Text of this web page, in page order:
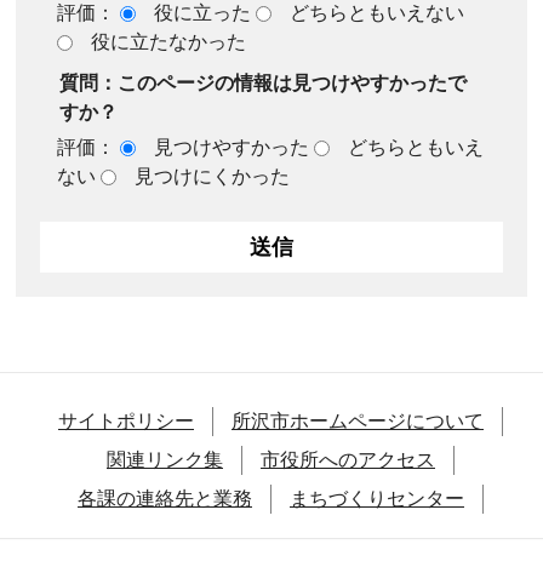
評価：
役に立った
どちらともいえない
役に立たなかった
質問：このページの情報は見つけやすかったで
すか？
評価：
見つけやすかった
どちらともいえ
ない
見つけにくかった
サイトポリシー
所沢市ホームページについて
関連リンク集
市役所へのアクセス
各課の連絡先と業務
まちづくりセンター